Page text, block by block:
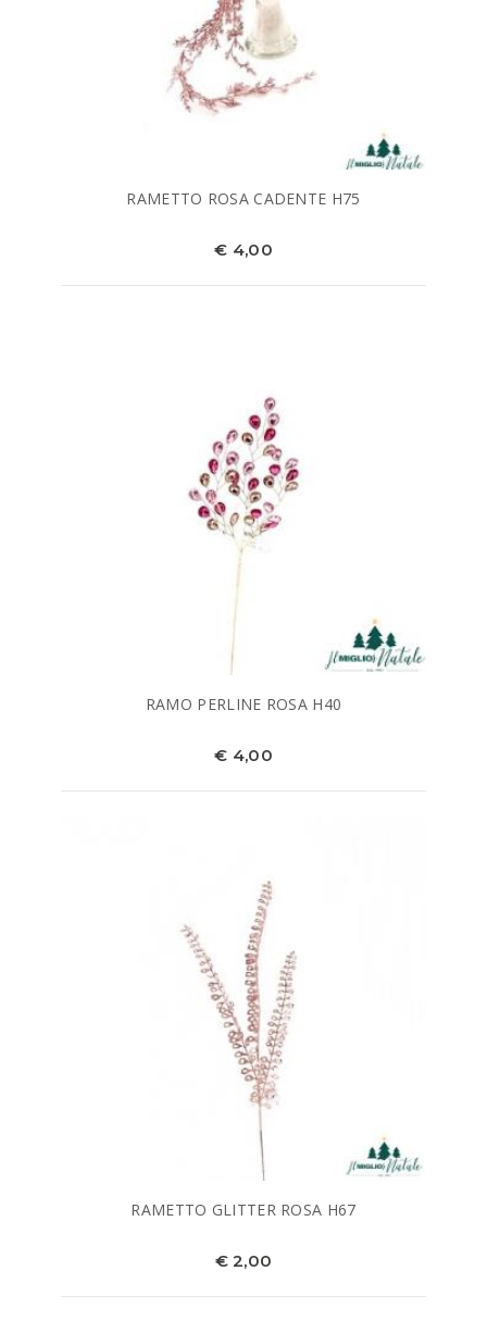
RAMETTO ROSA CADENTE H75
€ 4,00
RAMO PERLINE ROSA H40
€ 4,00
RAMETTO GLITTER ROSA H67
€ 2,00